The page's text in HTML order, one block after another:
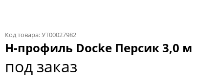
Код товара: УТ00027982
Н-профиль Docke Персик 3,0 м
под заказ